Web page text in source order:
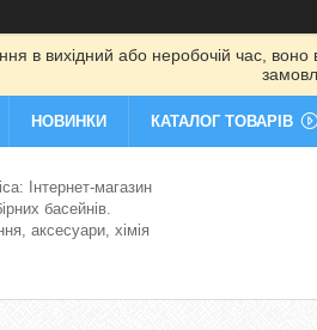
в вихідний або неробочій час,
НОВИНКИ КАТАЛОГ ТОВАРІВ
Інтернет-магазин
басейнів.
аксесуари, хімія